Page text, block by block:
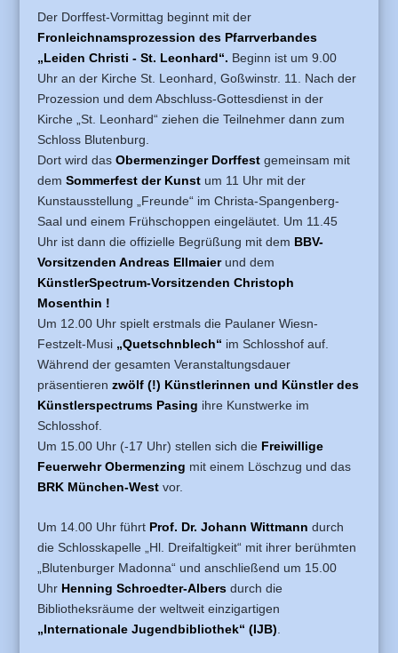
Der Dorffest-Vormittag beginnt mit der
Fronleichnamsprozession des Pfarrverbandes
„Leiden Christi - St. Leonhard“. Beginn ist um 9.00
Uhr an der Kirche St. Leonhard, Goßwinstr. 11. Nach der
Prozession und dem Abschluss-Gottesdienst in der
Kirche „St. Leonhard“ ziehen die Teilnehmer dann zum
Schloss Blutenburg.
Dort wird dasObermenzinger Dorffest gemeinsam mit
demSommerfest der Kunst um 11 Uhr mit der
Kunstausstellung „Freunde“ im Christa-Spangenberg-
Saal und einem Frühschoppen eingeläutet. Um 11.45
Uhr ist dann die offizielle Begrüßung mit dem BBV-
Vorsitzenden Andreas Ellmaierund dem
KünstlerSpectrum-Vorsitzenden Christoph
Mosenthin !
Um 12.00 Uhr spielt erstmals die Paulaner Wiesn-
Festzelt-Musi „Quetschnblech“ im Schlosshof auf.
Während der gesamten Veranstaltungsdauer
präsentierenzwölf (!) Künstlerinnen und Künstler des
Künstlerspectrums Pasing ihre Kunstwerke im
Schlosshof.
Um 15.00 Uhr (-17 Uhr) stellen sich die Freiwillige
Feuerwehr Obermenzing mit einem Löschzug und das
BRK München-Westvor.
Um 14.00 Uhr führt Prof. Dr. Johann Wittmanndurch
die Schlosskapelle „Hl. Dreifaltigkeit“ mit ihrer berühmten
„Blutenburger Madonna“ und anschließend um 15.00
Uhr Henning Schroedter-Albersdurch die
Bibliotheksräume der weltweit einzigartigen
„Internationale Jugendbibliothek“ (IJB)